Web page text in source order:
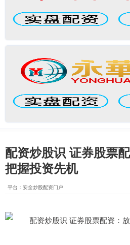
配资炒股识 证券股票
把握投资先机
平台：安全炒股配资门户